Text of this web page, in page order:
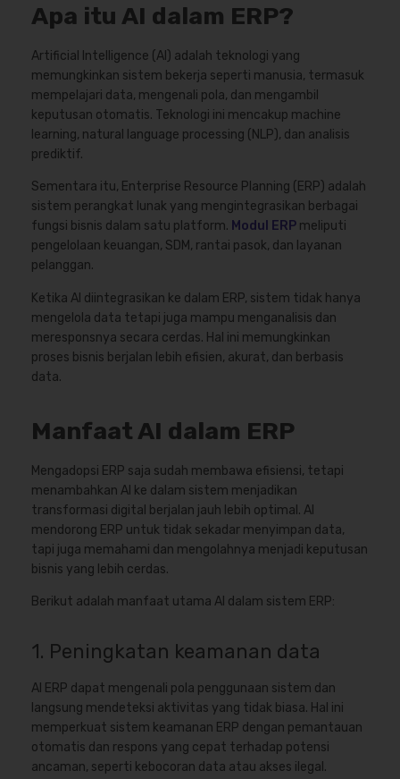
Apa itu AI dalam ERP?
Artificial Intelligence (AI) adalah teknologi yang
memungkinkan sistem bekerja seperti manusia, termasuk
mempelajari data, mengenali pola, dan mengambil
keputusan otomatis. Teknologi ini mencakup machine
learning, natural language processing (NLP), dan analisis
prediktif.
Sementara itu, Enterprise Resource Planning (ERP) adalah
sistem perangkat lunak yang mengintegrasikan berbagai
fungsi bisnis dalam satu platform. Modul ERP meliputi
pengelolaan keuangan, SDM, rantai pasok, dan layanan
pelanggan.
Ketika AI diintegrasikan ke dalam ERP, sistem tidak hanya
mengelola data tetapi juga mampu menganalisis dan
meresponsnya secara cerdas. Hal ini memungkinkan
proses bisnis berjalan lebih efisien, akurat, dan berbasis
data.
Manfaat AI dalam ERP
Mengadopsi ERP saja sudah membawa efisiensi, tetapi
menambahkan AI ke dalam sistem menjadikan
transformasi digital berjalan jauh lebih optimal. AI
mendorong ERP untuk tidak sekadar menyimpan data,
tapi juga memahami dan mengolahnya menjadi keputusan
bisnis yang lebih cerdas.
Berikut adalah manfaat utama AI dalam sistem ERP:
1. Peningkatan keamanan data
AI ERP dapat mengenali pola penggunaan sistem dan
langsung mendeteksi aktivitas yang tidak biasa. Hal ini
memperkuat sistem keamanan ERP dengan pemantauan
otomatis dan respons yang cepat terhadap potensi
ancaman, seperti kebocoran data atau akses ilegal.